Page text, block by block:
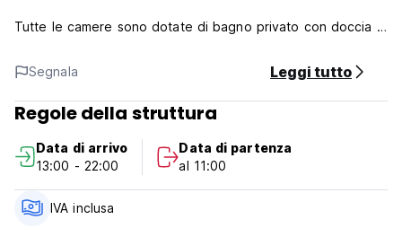
Tutte le camere sono dotate di bagno privato con doccia e
prezzo e i letti sono già pronti al vostro arrivo. L'ostello
offre una cucina completamente attrezzata, parcheggio a
pagamento e un bar/ristorante.
Segnala Leggi tutto
Regole della struttura
Data di arrivo
13:00 - 22:00
Data di partenza
al 11:00
IVA inclusa